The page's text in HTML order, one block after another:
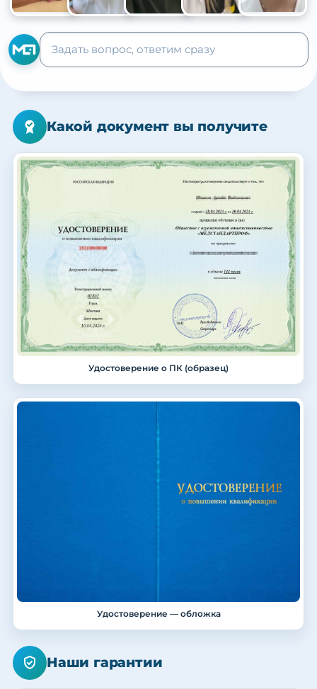
+105
Какой документ вы получите
Удостоверение о ПК (образец)
Удостоверение — обложка
Наши гарантии